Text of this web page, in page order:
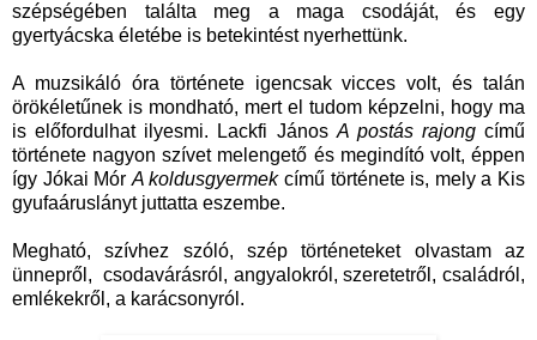
szépségében találta meg a maga csodáját, és egy
gyertyácska életébe is betekintést nyerhettünk.
A muzsikáló óra története igencsak vicces volt, és talán
örökéletűnek is mondható, mert el tudom képzelni, hogy ma
is előfordulhat ilyesmi. Lackfi JánosA postás rajongcímű
története nagyon szívet melengető és megindító volt, éppen
így Jókai MórA koldusgyermekcímű története is, mely a Kis
gyufaáruslányt juttatta eszembe.
Megható, szívhez szóló, szép történeteket olvastam az
ünnepről, csodavárásról, angyalokról, szeretetről, családról,
emlékekről, a karácsonyról.